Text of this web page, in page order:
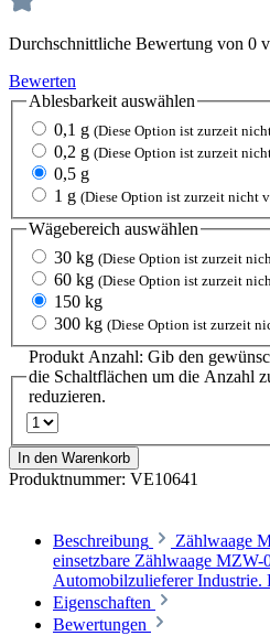
Durchschnittliche Bewertung von 0
Bewerten
Ablesbarkeitauswählen
0,1 g (Diese Option ist zurzeit
0,2 g (Diese Option ist zurzeit
0,5 g
1 g (Diese Option ist zurzeit nicht
Wägebereich auswählen
30 kg (Diese Option ist zurzeit
60 kg (Diese Option ist zurzeit
150 kg
300 kg (Diese Option ist zurzeit
Produkt Anzahl: Gib den
die Schaltflächen um die Anzahl
reduzieren.
In den Warenkorb
Produktnummer: VE10641
Beschreibung
Zählwaage
einsetzbare Zählwaage MZW-
Automobilzulieferer
Eigenschaften
Bewertungen